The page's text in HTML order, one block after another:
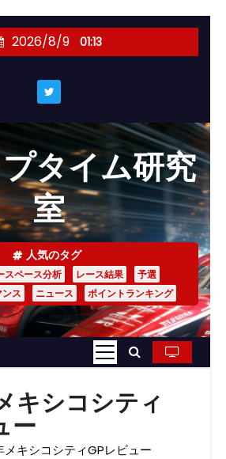
2026/8/9 01:13
タイム研究
室
人気のタグ
スペース分析 レース結果
予選
ス
ニュース ポイントランキング
キシコシティ
ー
キシコシティGPレビュー